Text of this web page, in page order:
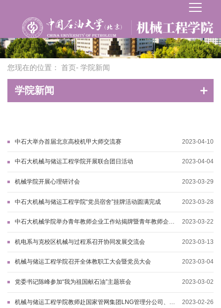
您现在的位置： 首页- 学院新闻
学院新闻
中石大举办首届北京高校机甲大师交流赛 2023-04-10
中石大机械与储运工程学院开展联合团日活动 2023-04-04
机械学院开展心理研讨会 2023-03-29
中石大机械与储运工程学院“党员宿舍”挂牌活动圆满完成 2023-03-28
中石大机械学院举办青年教师企业工作站揭牌暨青年教师企业
2023-03-22
机电系与克校区机械与过程系召开协同发展交流会 2023-03-13
机械与储运工程学院召开全体教职工大会暨党员大会 2023-03-04
党委书记陈峰参加“我为祖国献石油”主题班会 2023-03-02
机械与储运工程学院教师赴国家管网集团LNG管理分公司、工
2023-02-26